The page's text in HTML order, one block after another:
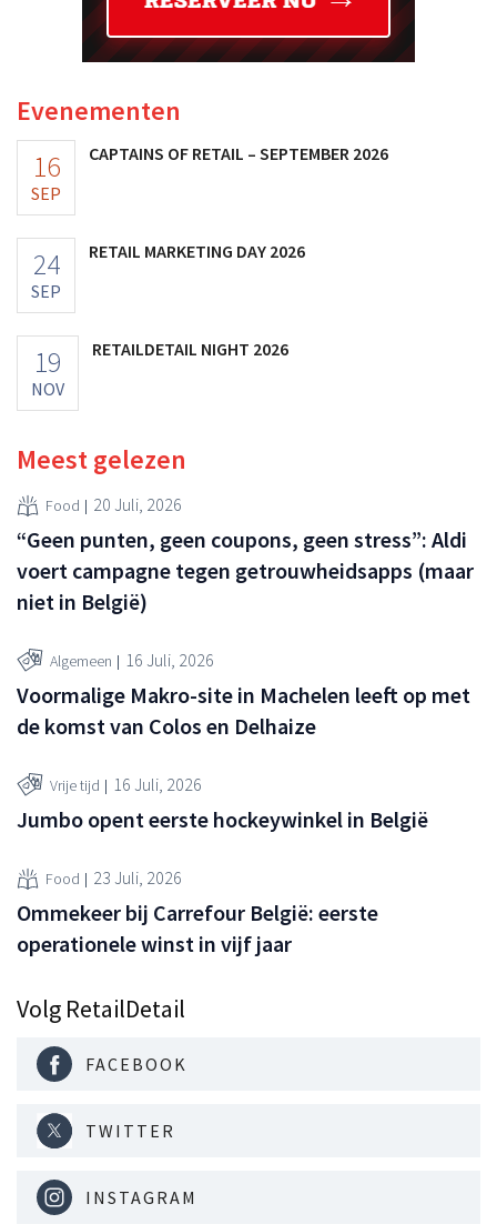
Evenementen
16
SEP
CAPTAINS OF RETAIL – SEPTEMBER 2026
24
SEP
RETAIL MARKETING DAY 2026
19
NOV
RETAILDETAIL NIGHT 2026
Meest gelezen
Food 20 Juli, 2026
“Geen punten, geen coupons, geen stress”: Aldi
voert campagne tegen getrouwheidsapps (maar
niet in België)
Algemeen 16 Juli, 2026
Voormalige Makro-site in Machelen leeft op met
de komst van Colos en Delhaize
Vrije tijd 16 Juli, 2026
Jumbo opent eerste hockeywinkel in België
Food 23 Juli, 2026
Ommekeer bij Carrefour België: eerste
operationele winst in vijf jaar
Volg RetailDetail
FACEBOOK
TWITTER
INSTAGRAM